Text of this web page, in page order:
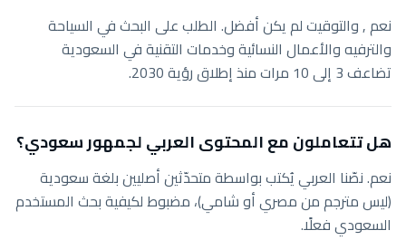
نعم , والتوقيت لم يكن أفضل. الطلب على البحث في السياحة
والترفيه والأعمال النسائية وخدمات التقنية في السعودية
تضاعف 3 إلى 10 مرات منذ إطلاق رؤية 2030.
هل تتعاملون مع المحتوى العربي لجمهور سعودي؟
نعم. نصّنا العربي يُكتب بواسطة متحدّثين أصليين بلغة سعودية
(ليس مترجم من مصري أو شامي)، مضبوط لكيفية بحث المستخدم
السعودي فعلًا.